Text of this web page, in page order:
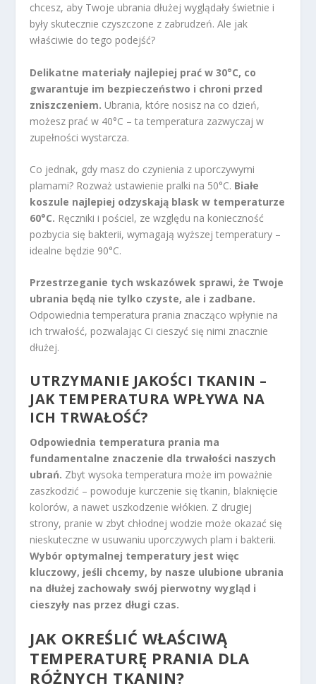
chcesz, aby Twoje ubrania dłużej wyglądały świetnie i
były skutecznie czyszczone z zabrudzeń. Ale jak
właściwie do tego podejść?
Delikatne materiały najlepiej prać w 30°C, co
gwarantuje im bezpieczeństwo i chroni przed
zniszczeniem. Ubrania, które nosisz na co dzień,
możesz prać w 40°C – ta temperatura zazwyczaj w
zupełności wystarcza.
Co jednak, gdy masz do czynienia z uporczywymi
plamami? Rozważ ustawienie pralki na 50°C. Białe
koszule najlepiej odzyskają blask w temperaturze
60°C. Ręczniki i pościel, ze względu na konieczność
pozbycia się bakterii, wymagają wyższej temperatury –
idealne będzie 90°C.
Przestrzeganie tych wskazówek sprawi, że Twoje
ubrania będą nie tylko czyste, ale i zadbane.
Odpowiednia temperatura prania znacząco wpłynie na
ich trwałość, pozwalając Ci cieszyć się nimi znacznie
dłużej.
UTRZYMANIE JAKOŚCI TKANIN –
JAK TEMPERATURA WPŁYWA NA
ICH TRWAŁOŚĆ?
Odpowiednia temperatura prania ma
fundamentalne znaczenie dla trwałości naszych
ubrań. Zbyt wysoka temperatura może im poważnie
zaszkodzić – powoduje kurczenie się tkanin, blaknięcie
kolorów, a nawet uszkodzenie włókien. Z drugiej
strony, pranie w zbyt chłodnej wodzie może okazać się
nieskuteczne w usuwaniu uporczywych plam i bakterii.
Wybór optymalnej temperatury jest więc
kluczowy, jeśli chcemy, by nasze ulubione ubrania
na dłużej zachowały swój pierwotny wygląd i
cieszyły nas przez długi czas.
JAK OKREŚLIĆ WŁAŚCIWĄ
TEMPERATURĘ PRANIA DLA
RÓŻNYCH TKANIN?